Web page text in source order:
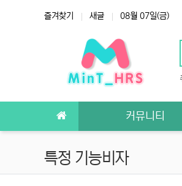
상단 네비즐겨찾기 새글 08월 07일(금)
커뮤니티
특정 기능비자